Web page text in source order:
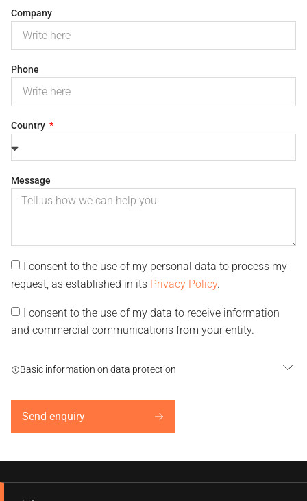
Company
Phone
Country
Message
I consent to the use of my personal data to process my
request, as established in its Privacy Policy.
I consent to the use of my data to receive information
and commercial communications from your entity.
Basic information on data protection
Send enquiry